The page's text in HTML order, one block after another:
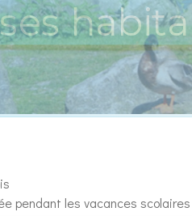
pendant les vacances scolaires